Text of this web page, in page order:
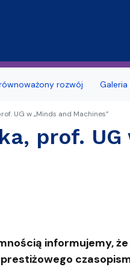
Kursy
rozwój Galeria
UG w „Minds and Machines”
prof.
informujemy,